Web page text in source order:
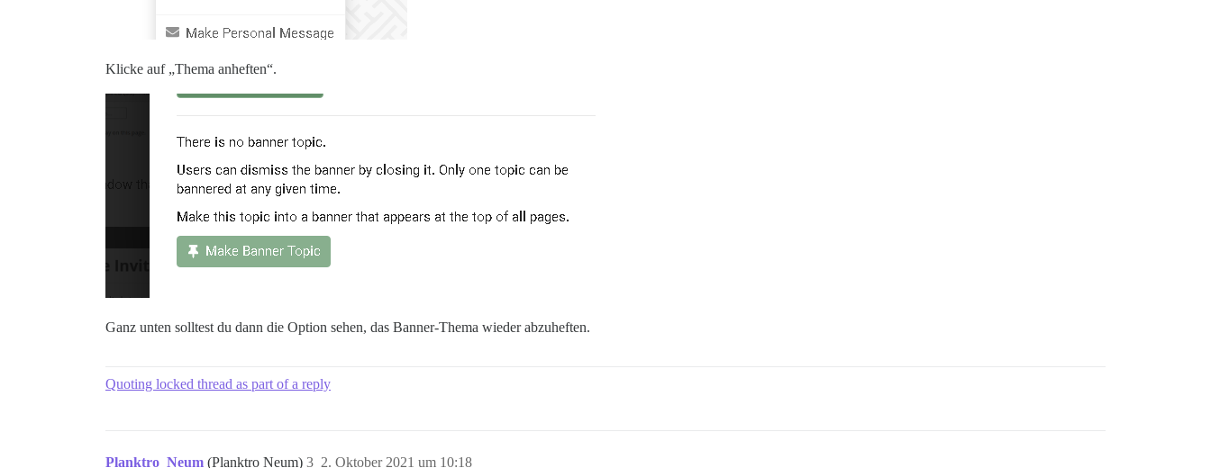
Klicke auf „Thema anheften“.
Ganz unten solltest du dann die Option sehen, das Banner-Thema wieder abzuheften.
Quoting locked thread as part of a reply
Planktro_Neum (Planktro Neum) 2. Oktober 2021 um 10:18
3